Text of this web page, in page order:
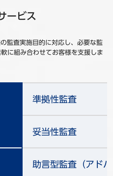
ービス
監査実施目的に対応し、必要な監
に組み合わせてお客様を支援しま
準拠性監査
妥当性監査
助言型監査（アド